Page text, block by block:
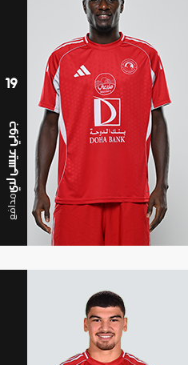
19
جوبي عيسى لاي
مدافع